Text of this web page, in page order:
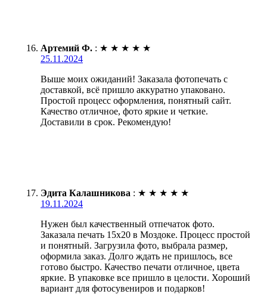
Артемий Ф. : ★ ★ ★ ★ ★
25.11.2024
Выше моих ожиданий! Заказала фотопечать с
доставкой, всё пришло аккуратно упаковано.
Простой процесс оформления, понятный сайт.
Качество отличное, фото яркие и четкие.
Доставили в срок. Рекомендую!
Эдита Калашникова : ★ ★ ★ ★ ★
19.11.2024
Нужен был качественный отпечаток фото.
Заказала печать 15х20 в Моздоке. Процесс простой
и понятный. Загрузила фото, выбрала размер,
оформила заказ. Долго ждать не пришлось, все
готово быстро. Качество печати отличное, цвета
яркие. В упаковке все пришло в целости. Хороший
вариант для фотосувениров и подарков!